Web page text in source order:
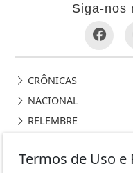
Siga-nos
CRÔNICAS
NACIONAL
RELEMBRE
GERAL
Termos de Uso e